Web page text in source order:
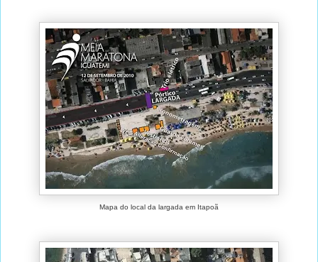
Mapa do local da largada em Itapoã